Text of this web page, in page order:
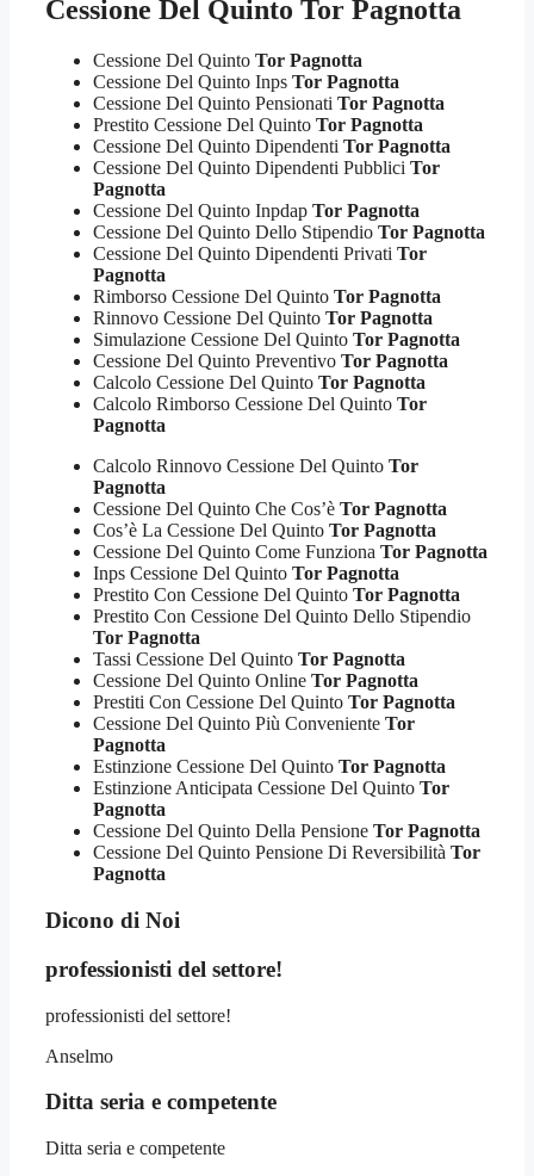
Cessione Del Quinto Tor Pagnotta
Cessione Del Quinto Tor Pagnotta
Cessione Del Quinto Inps Tor Pagnotta
Cessione Del Quinto Pensionati Tor Pagnotta
Prestito Cessione Del Quinto Tor Pagnotta
Cessione Del Quinto Dipendenti Tor Pagnotta
Cessione Del Quinto Dipendenti Pubblici Tor
Pagnotta
Cessione Del Quinto Inpdap Tor Pagnotta
Cessione Del Quinto Dello Stipendio Tor Pagnotta
Cessione Del Quinto Dipendenti Privati Tor
Pagnotta
Rimborso Cessione Del Quinto Tor Pagnotta
Rinnovo Cessione Del Quinto Tor Pagnotta
Simulazione Cessione Del Quinto Tor Pagnotta
Cessione Del Quinto Preventivo Tor Pagnotta
Calcolo Cessione Del Quinto Tor Pagnotta
Calcolo Rimborso Cessione Del Quinto Tor
Pagnotta
Calcolo Rinnovo Cessione Del Quinto Tor
Pagnotta
Cessione Del Quinto Che Cos’è Tor Pagnotta
Cos’è La Cessione Del Quinto Tor Pagnotta
Cessione Del Quinto Come Funziona Tor Pagnotta
Inps Cessione Del Quinto Tor Pagnotta
Prestito Con Cessione Del Quinto Tor Pagnotta
Prestito Con Cessione Del Quinto Dello Stipendio
Tor Pagnotta
Tassi Cessione Del Quinto Tor Pagnotta
Cessione Del Quinto Online Tor Pagnotta
Prestiti Con Cessione Del Quinto Tor Pagnotta
Cessione Del Quinto Più Conveniente Tor
Pagnotta
Estinzione Cessione Del Quinto Tor Pagnotta
Estinzione Anticipata Cessione Del Quinto Tor
Pagnotta
Cessione Del Quinto Della Pensione Tor Pagnotta
Cessione Del Quinto Pensione Di Reversibilità Tor
Pagnotta
Dicono di Noi
professionisti del settore!
professionisti del settore!
Anselmo
Ditta seria e competente
Ditta seria e competente